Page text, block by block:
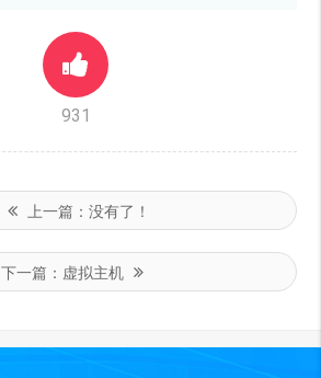
931
上一篇： 没有了！
下一篇： 虚拟主机